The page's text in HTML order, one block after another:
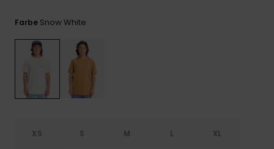
Farbe Snow White
XS S M L XL